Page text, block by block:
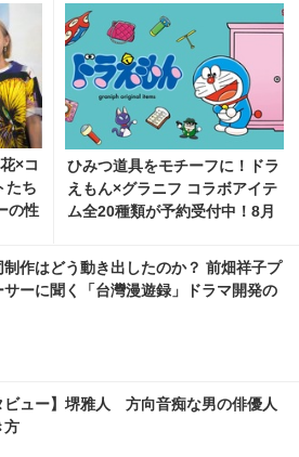
×コ
たち
の性
ひみつ道具をモチーフに！ドラ
えもん×グラニフ コラボアイテ
ム全20種類が予約受付中！8月
制作はどう動き出したのか？ 前畑祥子プ
サーに聞く「台灣漫遊録」ドラマ開発の
ビュー】堺雅人 方向音痴な男の俳優人
方